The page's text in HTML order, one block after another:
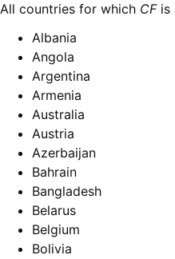
All countries for which CFis
Albania
Angola
Argentina
Armenia
Australia
Austria
Azerbaijan
Bahrain
Bangladesh
Belarus
Belgium
Bolivia